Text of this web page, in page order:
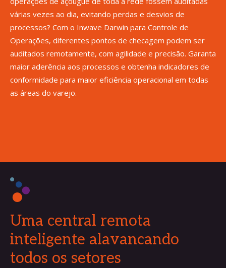
várias vezes ao dia, evitando perdas e desvios de
processos? Com o Inwave Darwin para Controle de
Operações, diferentes pontos de checagem podem ser
auditados remotamente, com agilidade e precisão. Garanta
maior aderência aos processos e obtenha indicadores de
conformidade para maior eficiência operacional em todas
as áreas do varejo.
Uma central remota
inteligente alavancando
todos os setores